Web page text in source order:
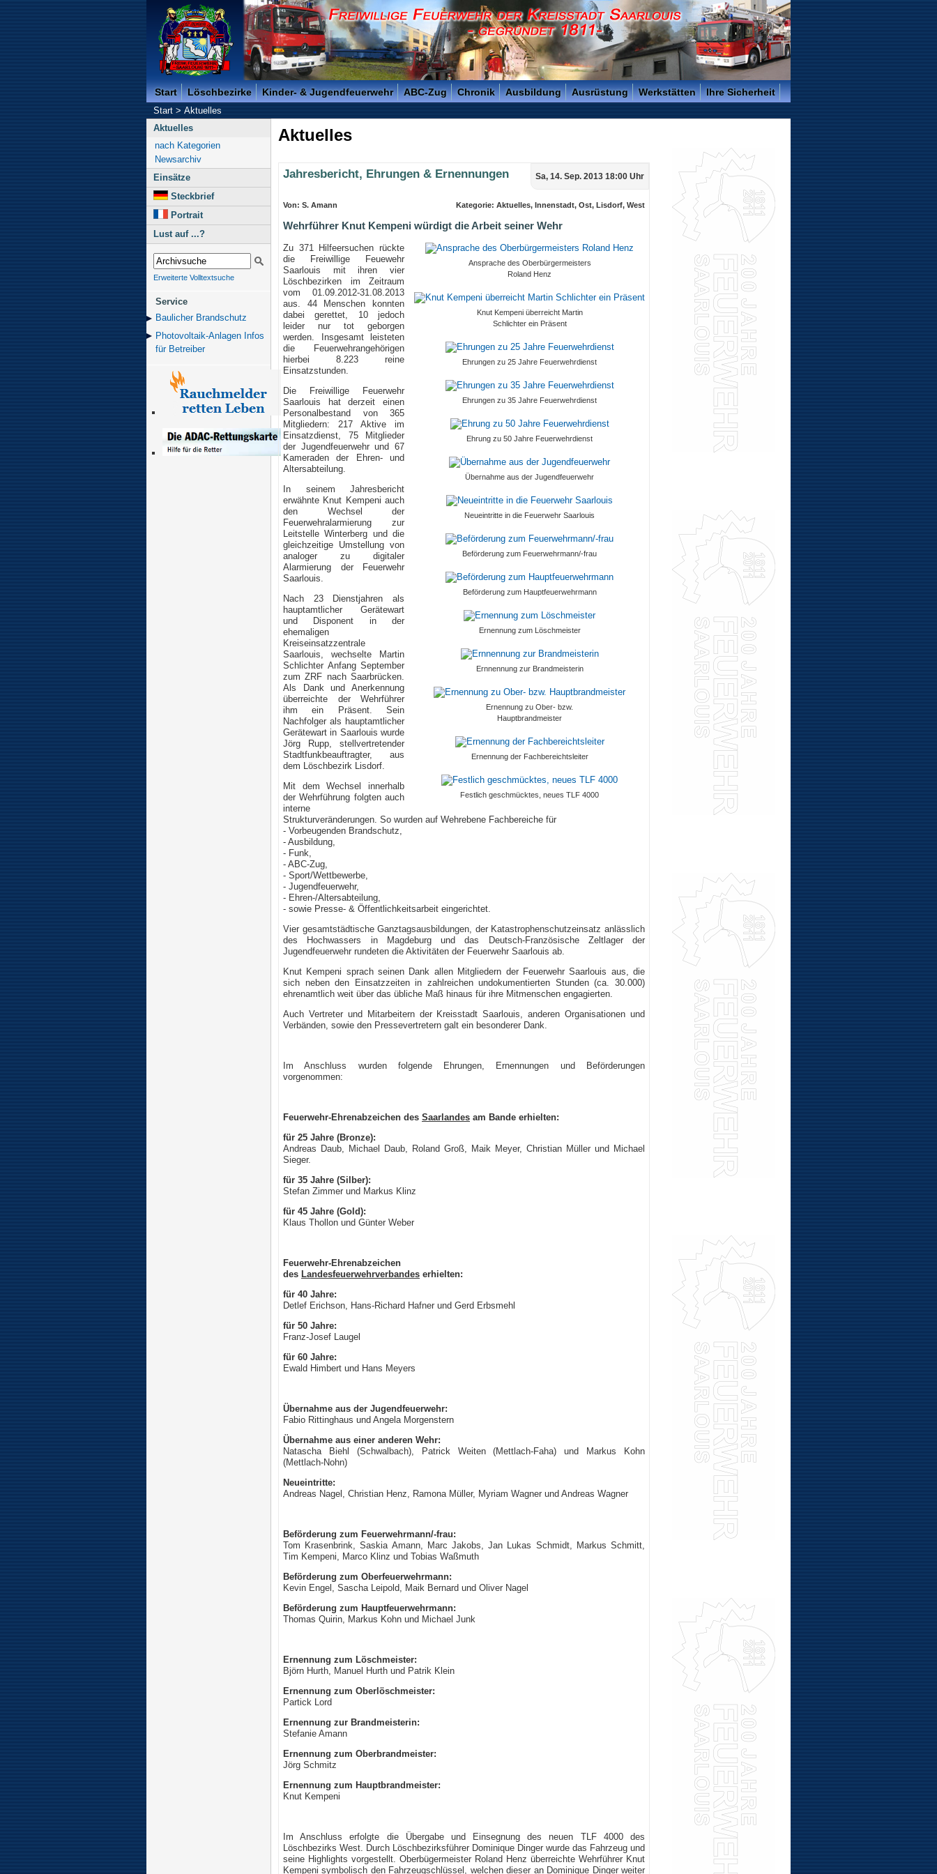
Freiwillige Feuerwehr der Kreisstadt Saarlouis - Gegründet 1811 -
Start Löschbezirke Kinder- & Jugendfeuerwehr ABC-Zug Chronik Ausbildung Ausrüstung Werkstätten Ihre Sicherheit
Start>Aktuelles
Aktuelles
nach Kategorien
Newsarchiv
Einsätze
Steckbrief
Portrait
Lust auf ...?
Erweiterte Volltextsuche
Service
Baulicher Brand­schutz
Photovoltaik-Anlagen Infos
für Betreiber
Aktuelles
Sa, 14. Sep. 2013 18:00 Uhr
Jahresbericht, Ehrungen & Ernennungen
Kategorie: Aktuelles, Innenstadt, Ost, Lisdorf, West
Von: S. Amann
Wehrführer Knut Kempeni würdigt die Arbeit seiner Wehr
Ansprache des Oberbürgermeisters
Roland Henz
Knut Kempeni überreicht Martin
Schlichter ein Präsent
Ehrungen zu 25 Jahre Feuerwehrdienst
Ehrungen zu 35 Jahre Feuerwehrdienst
Ehrung zu 50 Jahre Feuerwehrdienst
Übernahme aus der Jugendfeuerwehr
Neueintritte in die Feuerwehr Saarlouis
Beförderung zum Feuerwehrmann/-frau
Beförderung zum Hauptfeuerwehrmann
Ernennung zum Löschmeister
Ernnennung zur Brandmeisterin
Ernennung zu Ober- bzw.
Hauptbrandmeister
Ernennung der Fachbereichtsleiter
Festlich geschmücktes, neues TLF 4000
Zu 371 Hilfeersuchen rückte
die Freiwillige Feuewehr
Saarlouis mit ihren vier
Löschbezirken im Zeitraum
vom 01.09.2012-31.08.2013
aus. 44 Menschen konnten
dabei gerettet, 10 jedoch
leider nur tot geborgen
werden. Insgesamt leisteten
die Feuerwehrangehörigen
hierbei 8.223 reine
Einsatzstunden.
Die Freiwillige Feuerwehr
Saarlouis hat derzeit einen
Personalbestand von 365
Mitgliedern: 217 Aktive im
Einsatzdienst, 75 Mitglieder
der Jugendfeuerwehr und 67
Kameraden der Ehren- und
Altersabteilung.
In seinem Jahresbericht
erwähnte Knut Kempeni auch
den Wechsel der
Feuerwehralarmierung zur
Leitstelle Winterberg und die
gleichzeitige Umstellung von
analoger zu digitaler
Alarmierung der Feuerwehr
Saarlouis.
Nach 23 Dienstjahren als
hauptamtlicher Gerätewart
und Disponent in der
ehemaligen
Kreiseinsatzzentrale
Saarlouis, wechselte Martin
Schlichter Anfang September
zum ZRF nach Saarbrücken.
Als Dank und Anerkennung
überreichte der Wehrführer
ihm ein Präsent. Sein
Nachfolger als hauptamtlicher
Gerätewart in Saarlouis wurde
Jörg Rupp, stellvertretender
Stadtfunkbeauftragter, aus
dem Löschbezirk Lisdorf.
Mit dem Wechsel innerhalb
der Wehrführung folgten auch
interne
Strukturveränderungen. So wurden auf Wehrebene Fachbereiche für
- Vorbeugenden Brandschutz,
- Ausbildung,
- Funk,
- ABC-Zug,
- Sport/Wettbewerbe,
- Jugendfeuerwehr,
- Ehren-/Altersabteilung,
- sowie Presse- & Öffentlichkeitsarbeit eingerichtet.
Vier gesamtstädtische Ganztagsausbildungen, der Katastrophenschutzeinsatz anlässlich
des Hochwassers in Magdeburg und das Deutsch-Französische Zeltlager der
Jugendfeuerwehr rundeten die Aktivitäten der Feuerwehr Saarlouis ab.
Knut Kempeni sprach seinen Dank allen Mitgliedern der Feuerwehr Saarlouis aus, die
sich neben den Einsatzzeiten in zahlreichen undokumentierten Stunden (ca. 30.000)
ehrenamtlich weit über das übliche Maß hinaus für ihre Mitmenschen engagierten.
Auch Vertreter und Mitarbeitern der Kreisstadt Saarlouis, anderen Organisationen und
Verbänden, sowie den Pressevertretern galt ein besonderer Dank.
Im Anschluss wurden folgende Ehrungen, Ernennungen und Beförderungen
vorgenommen:
Feuerwehr-Ehrenabzeichen des Saarlandes am Bande erhielten:
für 25 Jahre (Bronze):
Andreas Daub, Michael Daub, Roland Groß, Maik Meyer, Christian Müller und Michael
Sieger.
für 35 Jahre (Silber):
Stefan Zimmer und Markus Klinz
für 45 Jahre (Gold):
Klaus Thollon und Günter Weber
Feuerwehr-Ehrenabzeichen
des Landesfeuerwehrverbandes erhielten:
für 40 Jahre:
Detlef Erichson, Hans-Richard Hafner und Gerd Erbsmehl
für 50 Jahre:
Franz-Josef Laugel
für 60 Jahre:
Ewald Himbert und Hans Meyers
Übernahme aus der Jugendfeuerwehr:
Fabio Rittinghaus und Angela Morgenstern
Übernahme aus einer anderen Wehr:
Natascha Biehl (Schwalbach), Patrick Weiten (Mettlach-Faha) und Markus Kohn
(Mettlach-Nohn)
Neueintritte:
Andreas Nagel, Christian Henz, Ramona Müller, Myriam Wagner und Andreas Wagner
Beförderung zum Feuerwehrmann/-frau:
Tom Krasenbrink, Saskia Amann, Marc Jakobs, Jan Lukas Schmidt, Markus Schmitt,
Tim Kempeni, Marco Klinz und Tobias Waßmuth
Beförderung zum Oberfeuerwehrmann:
Kevin Engel, Sascha Leipold, Maik Bernard und Oliver Nagel
Beförderung zum Hauptfeuerwehrmann:
Thomas Quirin, Markus Kohn und Michael Junk
Ernennung zum Löschmeister:
Björn Hurth, Manuel Hurth und Patrik Klein
Ernennung zum Oberlöschmeister:
Partick Lord
Ernennung zur Brandmeisterin:
Stefanie Amann
Ernennung zum Oberbrandmeister:
Jörg Schmitz
Ernennung zum Hauptbrandmeister:
Knut Kempeni
Im Anschluss erfolgte die Übergabe und Einsegnung des neuen TLF 4000 des
Löschbezirks West. Durch Löschbezirksführer Dominique Dinger wurde das Fahrzeug und
seine Highlights vorgestellt. Oberbügermeister Roland Henz überreichte Wehrführer Knut
Kempeni symbolisch den Fahrzeugschlüssel, welchen dieser an Dominique Dinger weiter